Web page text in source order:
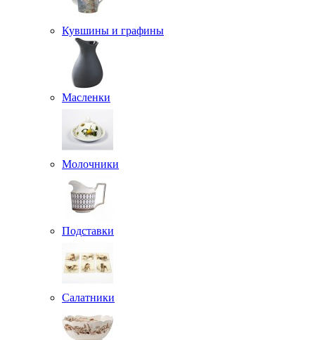
Кувшины и графины
Масленки
Молочники
Подставки
Салатники